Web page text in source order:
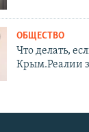
ОБЩЕСТВО
Что делать,
Крым.Реалии